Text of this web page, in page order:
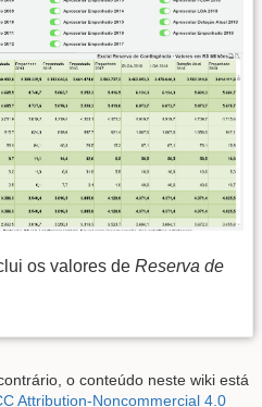
os valores de Reserva de
o conteúdo neste wiki está
Attribution-Noncommercial 4.0